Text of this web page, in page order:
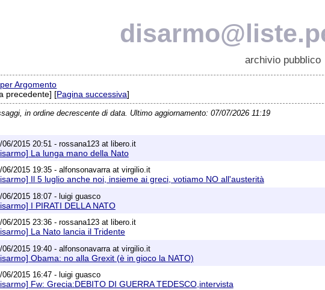
archivio pubblico
Argomento
precedente] [Pagina successiva]
in ordine decrescente di data. Ultimo aggiornamento: 07/07/2026 11:19
06/2015 20:51 - rossana123 at libero.it
La lunga mano della Nato
06/2015 19:35 - alfonsonavarra at virgilio.it
Il 5 luglio anche noi, insieme ai greci, votiamo NO all'austerità
06/2015 18:07 - luigi guasco
I PIRATI DELLA NATO
06/2015 23:36 - rossana123 at libero.it
La Nato lancia il Tridente
06/2015 19:40 - alfonsonavarra at virgilio.it
Obama: no alla Grexit (è in gioco la NATO)
06/2015 16:47 - luigi guasco
Fw: Grecia:DEBITO DI GUERRA TEDESCO,intervista